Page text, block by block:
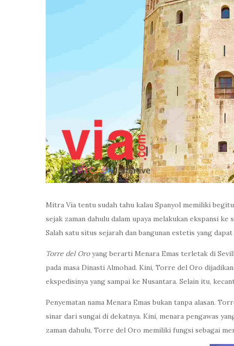
Mitra Via tentu sudah tahu kalau Spanyol memiliki
sejak zaman dahulu dalam upaya melakukan ekspansi
Salah satu situs sejarah dan bangunan estetis yang
Torre del Oroyang berarti Menara Emas terletak di
pada masa Dinasti Almohad. Kini, Torre del Oro
ekspedisinya yang sampai ke Nusantara. Selain itu,
Penyematan nama Menara Emas bukan tanpa alasan.
sinar dari sungai di dekatnya. Kini, menara pengawas
zaman dahulu, Torre del Oro memiliki fungsi sebagai